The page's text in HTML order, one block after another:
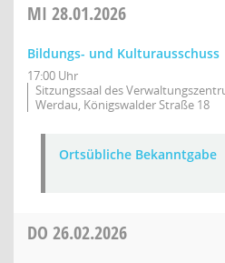
MI 28.01.2026
Bildungs- und Kulturausschuss
17:00 Uhr
Sitzungssaal des
Werdau, Königswalder Straße 18
Ortsübliche Bekanntgabe
DO 26.02.2026